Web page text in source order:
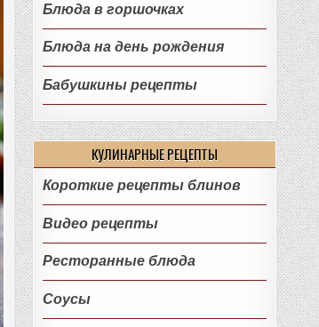
Блюда в горшочках
Блюда на день рождения
Бабушкины рецепты
КУЛИНАРНЫЕ РЕЦЕПТЫ
Короткие рецепты блинов
Видео рецепты
Ресторанные блюда
Соусы